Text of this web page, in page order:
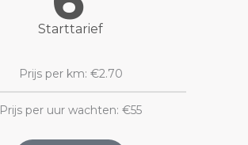
Starttarief
Prijs per km: €2.70
Prijs per uur wachten: €55